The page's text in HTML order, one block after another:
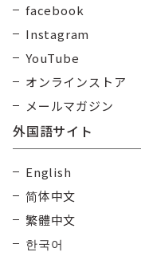
facebook
Instagram
YouTube
オンラインストア
メールマガジン
外国語サイト
English
简体中文
繁體中文
한국어